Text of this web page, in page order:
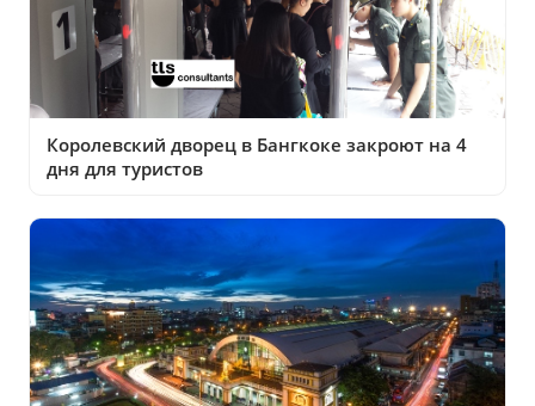
Королевский дворец в Бангкоке закроют на 4
дня для туристов